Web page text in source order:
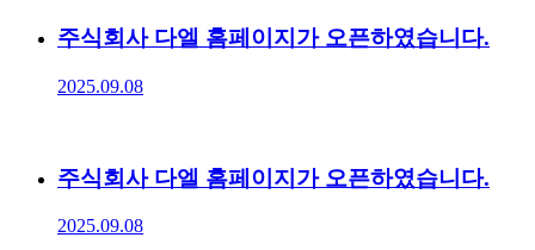
주식회사 다엘 홈페이지가 오픈하였습니다.
2025.09.08
주식회사 다엘 홈페이지가 오픈하였습니다.
2025.09.08